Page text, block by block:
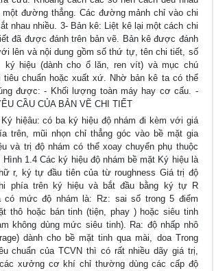
một đường thẳng. Các đường mảnh chỉ vào chi
nhau nhiều. 3- Bản kê: Liệt kê lại một cách chi
đã được đánh trên bản vẽ. Bản kê được đánh
lên và nội dung gồm số thứ tự, tên chi tiết, số
ký hiệu (dành cho ổ lăn, ren vít) và mục chú
tiêu chuẩn hoặc xuất xứ. Nhờ bản kê ta có thể
được: - Khối lượng toàn máy hay cơ cấu. -
CẦU CỦA BẢN VẼ CHI TIẾT
hiệâu: có ba ký hiệu độ nhám đi kèm với giá
trên, mũi nhọn chỉ thẳng góc vào bề mặt gia
và trị độ nhám có thể xoay chuyển phụ thuộc
Hình 1.4 Các ký hiệu độ nhám bề mặt Ký hiệu là
r, ký tự đầu tiên của từ roughness Giá trị độ
phía trên ký hiệu và bắt đầu bằng ký tự R
có mức độ nhám là: Rz: sai số trong 5 điểm
thô hoặc bán tinh (tiện, phay ) hoặc siêu tinh
không dùng mức siêu tinh). Ra: độ nhấp nhô
dành cho bề mặt tinh qua mài, doa Trong
chuẩn của TCVN thì có rất nhiều dãy giá trị,
xưởng cơ khí chỉ thường dùng các cấp độ